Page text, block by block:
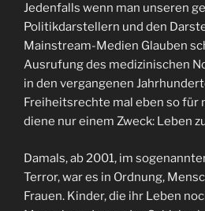
Jedenfalls wenn man unseren
Politikdarstellern und den
Mainstream-Medien Glauben
Ausrufung des medizinischen
in den vergangenen
Freiheitsrechte mal eben so für
diene nur einem Zweck: Leben
Damals, ab 2001, im
Terror, war es in Ordnung,
Frauen. Kinder, die ihr Leben